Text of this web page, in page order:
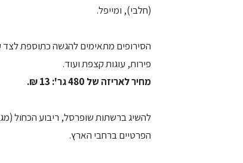
(חלבי), ומייפל.
הסירופים מתאימים להגשה כתוספת לצד
פירות, עוגות קצפת ועוד.
מחיר לאריזה של 480 גר': 13 ₪.
להשיג ברשתות שופרסל, ריבוע הכחול
הפרטיים ברחבי הארץ.